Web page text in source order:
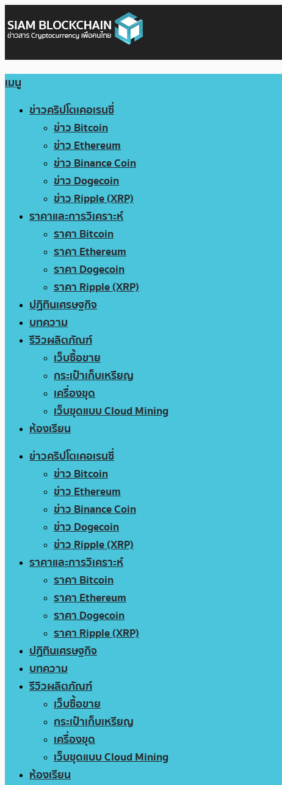
เมนู
ข่าวคริปโตเคอเรนซี่
ข่าว Bitcoin
ข่าว Ethereum
ข่าว Binance Coin
ข่าว Dogecoin
ข่าว Ripple (XRP)
ราคาและการวิเคราะห์
ราคา Bitcoin
ราคา Ethereum
ราคา Dogecoin
ราคา Ripple (XRP)
ปฏิทินเศรษฐกิจ
บทความ
รีวิวผลิตภัณฑ์
เว็บซื้อขาย
กระเป๋าเก็บเหรียญ
เครื่องขุด
เว็บขุดแบบ Cloud Mining
ห้องเรียน
ข่าวคริปโตเคอเรนซี่
ข่าว Bitcoin
ข่าว Ethereum
ข่าว Binance Coin
ข่าว Dogecoin
ข่าว Ripple (XRP)
ราคาและการวิเคราะห์
ราคา Bitcoin
ราคา Ethereum
ราคา Dogecoin
ราคา Ripple (XRP)
ปฏิทินเศรษฐกิจ
บทความ
รีวิวผลิตภัณฑ์
เว็บซื้อขาย
กระเป๋าเก็บเหรียญ
เครื่องขุด
เว็บขุดแบบ Cloud Mining
ห้องเรียน